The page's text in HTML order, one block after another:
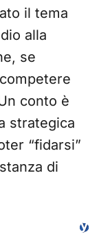
il tema
alla
se
conto è
strategica
“fidarsi”
di